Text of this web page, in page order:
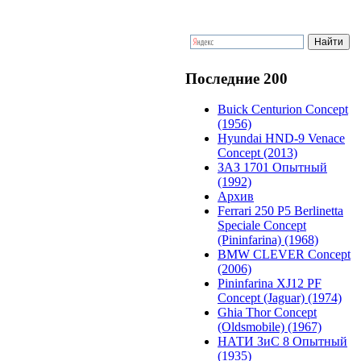
Последние 200
Buick Centurion Concept
(1956)
Hyundai HND-9 Venace
Concept (2013)
ЗАЗ 1701 Опытный
(1992)
Архив
Ferrari 250 P5 Berlinetta
Speciale Concept
(Pininfarina) (1968)
BMW CLEVER Concept
(2006)
Pininfarina XJ12 PF
Concept (Jaguar) (1974)
Ghia Thor Concept
(Oldsmobile) (1967)
НАТИ ЗиС 8 Опытный
(1935)